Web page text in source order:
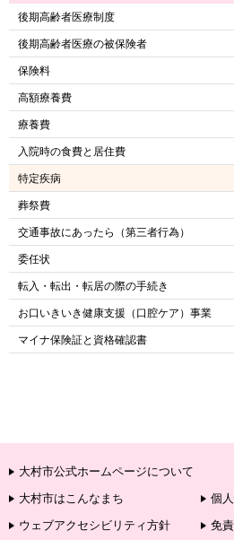
後期高齢者医療制度
後期高齢者医療の被保険者
保険料
高額療養費
療養費
入院時の食費と居住費
特定疾病
葬祭費
交通事故にあったら（第三者行為）
委任状
転入・転出・転居の際の手続き
お口いきいき健康支援（口腔ケア）事業
マイナ保険証と資格確認書
大村市公式ホームページについて
大村市はこんなまち
個
ウェブアクセシビリティ方針
免